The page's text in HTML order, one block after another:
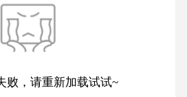
败，请重新加载试试~